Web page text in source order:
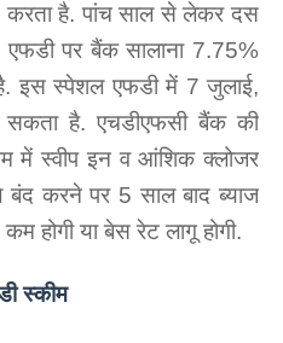
करता है. पांच साल से लेकर दस
पर बैंक सालाना 7.75%
इस स्‍पेशल एफडी में 7 जुलाई,
है. एचडीएफसी बैंक की
में स्वीप इन व आंशिक क्लोजर
करने पर 5 साल बाद ब्याज
होगी या बेस रेट लागू होगी.
स्‍कीम